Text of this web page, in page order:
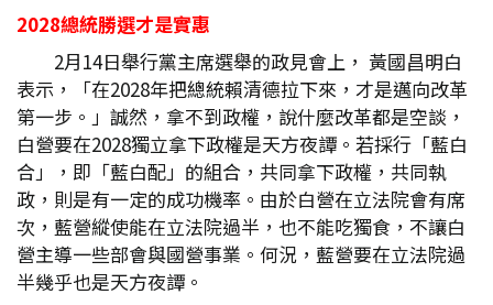
2028總統勝選才是實惠
2月14日舉行黨主席選舉的政見會上， 黃國昌明白
表示，「在2028年把總統賴清德拉下來，才是邁向改革
第一步。」誠然，拿不到政權，說什麼改革都是空談，
白營要在2028獨立拿下政權是天方夜譚。若採行「藍白
合」，即「藍白配」的組合，共同拿下政權，共同執
政，則是有一定的成功機率。由於白營在立法院會有席
次，藍營縱使能在立法院過半，也不能吃獨食，不讓白
營主導一些部會與國營事業。何況，藍營要在立法院過
半幾乎也是天方夜譚。